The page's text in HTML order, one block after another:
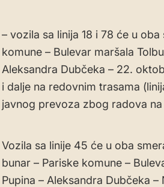
– vozila sa linija 18 i 78 će u
komune – Bulevar maršala
Aleksandra Dubčeka – 22.
i dalje na redovnim trasama
javnog prevoza zbog radova
Vozila sa linije 45 će u oba
bunar – Pariske komune –
Pupina – Aleksandra Dubčeka